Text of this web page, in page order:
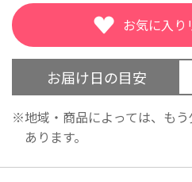
お届け日の目安
地域・商品によっては、も
あります。